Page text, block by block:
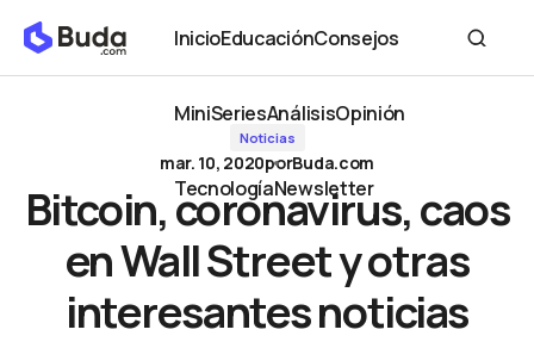
Inicio
Inicio
Educación
Educación
Consejos
Consejos
MiniSeries
MiniSeries
Análisis
Análisis
Opinión
Tecnología
Tecnología
Newsletter
Newsletter
Bitcoin, coronavirus, caos en Wall Street y otras interesantes
noticias
Noticias
mar. 10, 2020porBuda.com
Bitcoin, coronavirus, caos
en Wall Street y otras
interesantes noticias